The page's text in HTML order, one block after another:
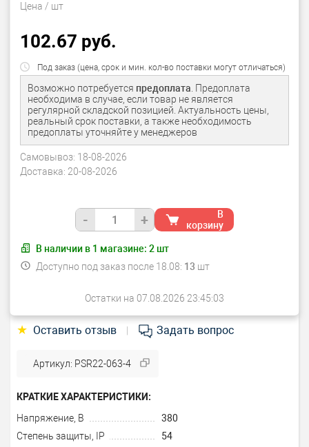
Цена / шт
102.67 руб.
Под заказ (цена, срок и мин. кол-во поставки могут отличаться)
Возможно потребуется предоплата. Предоплата
необходима в случае, если товар не является
регулярной складской позицией. Актуальность цены,
реальный срок поставки, а также необходимость
предоплаты уточняйте у менеджеров
Самовывоз: 18-08-2026
Доставка: 20-08-2026
- +
В
корзину
В наличии в 1 магазине: 2 шт
Доступно под заказ после 18.08: 13 шт
Остатки на 07.08.2026 23:45:03
★ Оставить отзыв Задать вопрос
Артикул: PSR22-063-4
КРАТКИЕ ХАРАКТЕРИСТИКИ:
Напряжение, В
380
Степень защиты, IP
54